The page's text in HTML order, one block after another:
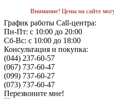
Внимание! Цены на сайте
График работы Call-центра:
Пн-Пт: с 10:00 до 20:00
Сб-Вс: с 10:00 до 18:00
Консультация и покупка:
(044) 237-60-57
(067) 737-60-47
(099) 737-60-27
(073) 737-60-47
Перезвоните мне!